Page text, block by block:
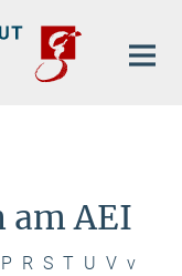
AEI
P R S T U V v